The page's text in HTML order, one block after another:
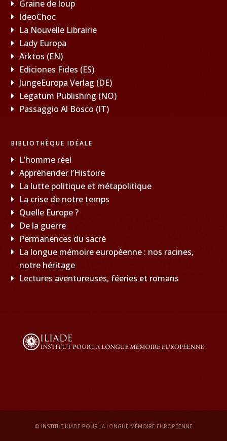
Graine de loup
IdeoChoc
La Nouvelle Librairie
Lady Europa
Arktos (EN)
Ediciones Fides (ES)
JungeEuropa Verlag (DE)
Legatum Publishing (NO)
Passaggio Al Bosco (IT)
BIBLIOTHÈQUE IDÉALE
L’homme réel
Appréhender l’Histoire
La lutte politique et métapolitique
La crise de notre temps
Quelle Europe ?
De la guerre
Permanences du sacré
La longue mémoire européenne : nos racines,
notre héritage
Lectures aventureuses, féeries et romans
© INSTITUT ILIADE POUR LA LONGUE MÉMOIRE EUROPÉENNE